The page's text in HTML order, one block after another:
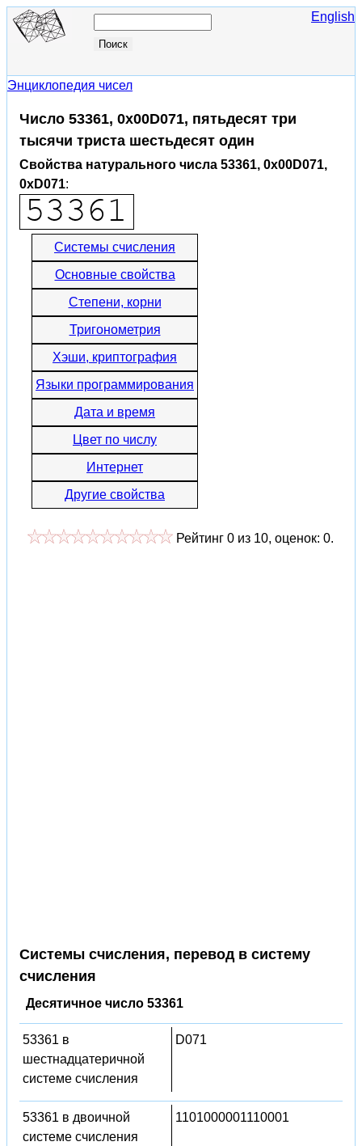
English
Энциклопедия чисел
Число 53361, 0x00D071, пятьдесят три
тысячи триста шестьдесят один
Свойства натурального числа 53361, 0x00D071,
0xD071:
Системы счисления
Основные свойства
Степени, корни
Тригонометрия
Хэши, криптография
Языки программирования
Дата и время
Цвет по числу
Интернет
Другие свойства
Рейтинг 0 из 10, оценок: 0.
Системы счисления, перевод в систему
счисления
Десятичное число 53361
53361 в
шестнадцатеричной
системе счисления
D071
53361 в двоичной
системе счисления
1101000001110001